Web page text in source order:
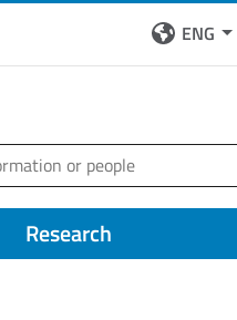
ENG
Research